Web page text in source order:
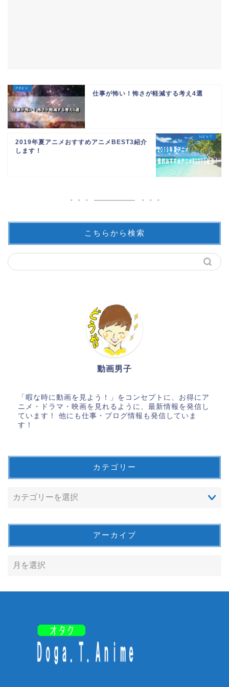
仕事が怖い！怖さが軽減する考え4選
2019年夏アニメおすすめアニメBEST3紹介
します！
こちらから検索
動画男子
「暇な時に動画を見よう！」をコンセプトに、お得にア
ニメ・ドラマ・映画を見れるように、最新情報を発信し
ています！ 他にも仕事・ブログ情報も発信していま
す！
カテゴリー
アーカイブ